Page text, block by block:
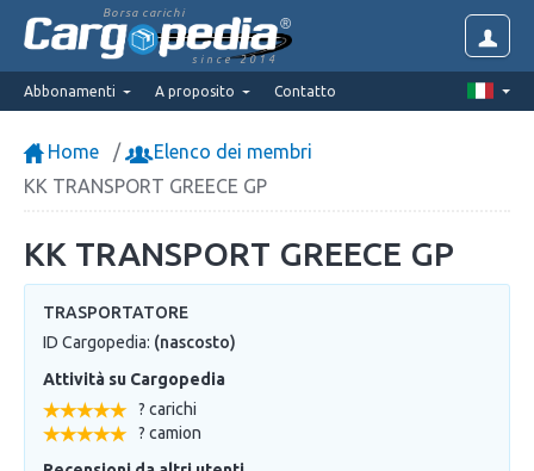
Borsa carichi
since 2014
Abbonamenti A proposito Contatto
Home
Elenco dei membri
KK TRANSPORT GREECE GP
KK TRANSPORT GREECE GP
TRASPORTATORE
ID Cargopedia: (nascosto)
Attività su Cargopedia
? carichi
? camion